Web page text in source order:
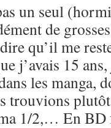
un seul
de
qu’il me
j’avais 15
les manga,
trouvions
1/2,… En BD